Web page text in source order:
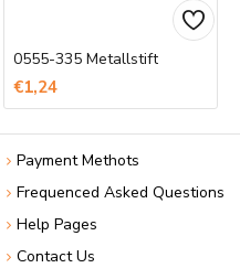
0555-335 Metallstift
€1,24
Payment Methots
Frequenced Asked Questions
Help Pages
Contact Us